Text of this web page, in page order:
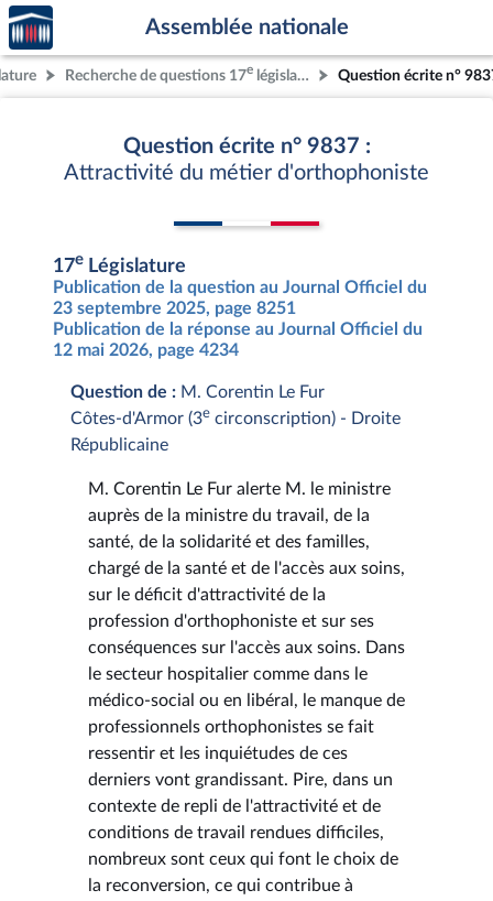
Aller au contenu
Aller en bas de la page
Accèder
à la
page
d'accueil
Assemblée nationale
Recherche de questions 17e législature Question écrite n°
Question écrite n° 9837 :
Attractivité du métier d'orthophoniste
17e Législature
Publication de la question au Journal Officiel du
23 septembre 2025, page 8251
Publication de la réponse au Journal Officiel du
12 mai 2026, page 4234
Question de : M. Corentin Le Fur
Côtes-d'Armor (3e circonscription) - Droite
Républicaine
M. Corentin Le Fur alerte M. le ministre
auprès de la ministre du travail, de la
santé, de la solidarité et des familles,
chargé de la santé et de l'accès aux soins,
sur le déficit d'attractivité de la
profession d'orthophoniste et sur ses
conséquences sur l'accès aux soins. Dans
le secteur hospitalier comme dans le
médico-social ou en libéral, le manque de
professionnels orthophonistes se fait
ressentir et les inquiétudes de ces
derniers vont grandissant. Pire, dans un
contexte de repli de l'attractivité et de
conditions de travail rendues difficiles,
nombreux sont ceux qui font le choix de
la reconversion, ce qui contribue à